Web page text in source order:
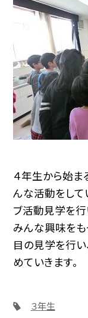
４年生から始ま
んな活動をして
ブ活動見学を行
みんな興味をも
目の見学を行
めていきます。
３年生